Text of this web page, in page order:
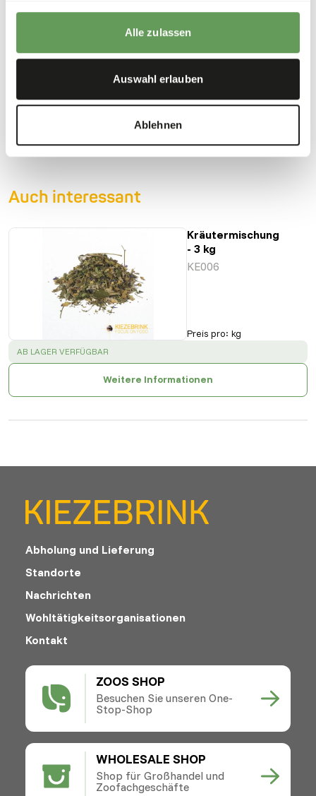
Alle zulassen
Auswahl erlauben
Ablehnen
meal, which is a sustainable alternative to other animal
Auch interessant
Kräutermischung
- 3 kg
KE006
Preis pro: kg
SUCCESS:
AB LAGER VERFÜGBAR
Weitere Informationen
ZOOS SHOP
Besuchen Sie unseren One-
Stop-Shop
WHOLESALE SHOP
Shop für Großhandel und
Zoofachgeschäfte
Abholung und Lieferung
Standorte
Nachrichten
Wohltätigkeitsorganisationen
Kontakt